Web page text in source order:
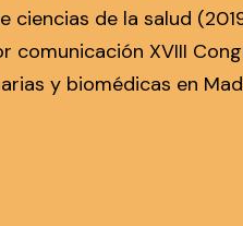
ciencias de la salud
comunicación XVIII
y biomédicas en